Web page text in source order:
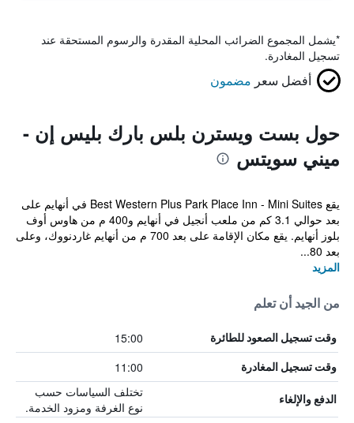
*يشمل المجموع الضرائب المحلية المقدرة والرسوم المستحقة عند
تسجيل المغادرة.
أفضل سعر مضمون
حول بست ويسترن بلس بارك بليس إن -
ميني سويتس
يقع Best Western Plus Park Place Inn - Mini Suites في أنهايم على
بعد حوالي 3.1 كم من ملعب أنجيل في أنهايم و400 م من هاوس أوف
بلوز أنهايم. يقع مكان الإقامة على بعد 700 م من أنهايم غاردنووك، وعلى
بعد 80...
المزيد
من الجيد أن تعلم
وقت تسجيل الصعود للطائرة 15:00
وقت تسجيل المغادرة 11:00
الدفع والإلغاء
تختلف السياسات حسب
نوع الغرفة ومزود الخدمة.